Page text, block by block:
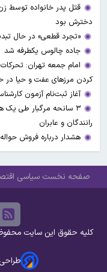
دخترش بود
«تجرد قطعی» در حال
جاده چالوس یکطرفه شد
امام جمعه تهران:
کردن مرزهای عفت و حیا در
آغاز ثبت‌نام‌ آزمون
۳ سانحه مرگبار طی یک
رانندگان و عابران
هشدار درباره فروش
صفحه نخست سیاسی
کلیه حقوق این سایت